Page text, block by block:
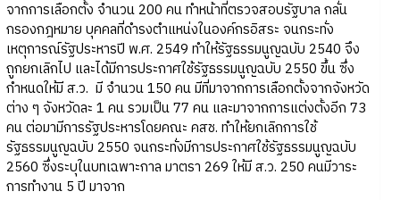
จากการเลือกตั้ง จำนวน 200 คน ทำหน้าที่ตรวจสอบรัฐบาล กลั่น
กรองกฎหมาย บุคคลที่ดำรงตำแหน่งในองค์กรอิสระ จนกระทั่ง
เหตุการณ์รัฐประหารปี พ.ศ. 2549 ทำให้รัฐธรรมนูญฉบับ 2540 จึง
ถูกยกเลิกไป และได้มีการประกาศใช้รัฐธรรมนูญฉบับ 2550 ขึ้น ซึ่ง
กำหนดให้มี ส.ว. มี จำนวน 150 คน มีที่มาจากการเลือกตั้งจากจังหวัด
ต่าง ๆ จังหวัดละ 1 คน รวมเป็น 77 คน และมาจากการแต่งตั้งอีก 73
คน ต่อมามีการรัฐประหารโดยคณะ คสช. ทำให้ยกเลิกการใช้
รัฐธรรมนูญฉบับ 2550 จนกระทั่งมีการประกาศใช้รัฐธรรมนูญฉบับ
2560 ซึ่งระบุในบทเฉพาะกาล มาตรา 269 ให้มี ส.ว. 250 คนมีวาระ
การทำงาน 5 ปี มาจาก